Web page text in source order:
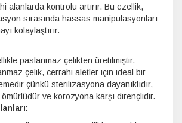
alanlarda kontrolü artırır. Bu özellik,
sırasında hassas manipülasyonları
kolaylaştırır.
paslanmaz çelikten üretilmiştir.
çelik, cerrahi aletler için ideal bir
çünkü sterilizasyona dayanıklıdır,
ve korozyona karşı dirençlidir.